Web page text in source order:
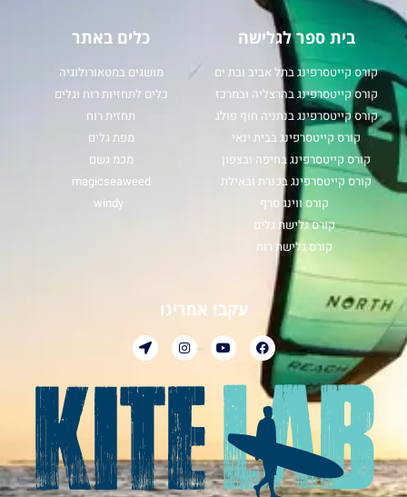
בית ספר לגלישה
קורס קייטסרפינג בתל אביב ובת ים
קורס קייטסרפינג בהרצליה ובמרכז
קורס קייטסרפינג בנתניה חוף פולג
קורס קייטסרפינג בבית ינאי
קורס קייטסרפינג בחיפה ובצפון
קורס קייטסרפינג בכנרת ובאילת
קורס ווינג סרף
קורס גלישת גלים
קורס גלישת רוח
כלים באתר
מושגים במטאורולוגיה
כלים לתחזיות רוח וגלים
תחזית רוח
מפת גלים
מכמ גשם
magicseaweed
windy
עקבו אחרינו